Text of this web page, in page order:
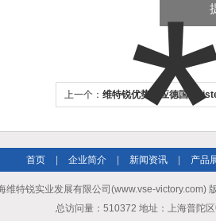
上一个： 维特锐优势供应德国
首页 企业简介 新闻资讯 产品
维特锐实业发展有限公司(www.vse-victory.com)
总访问量：510372 地址：上海普陀